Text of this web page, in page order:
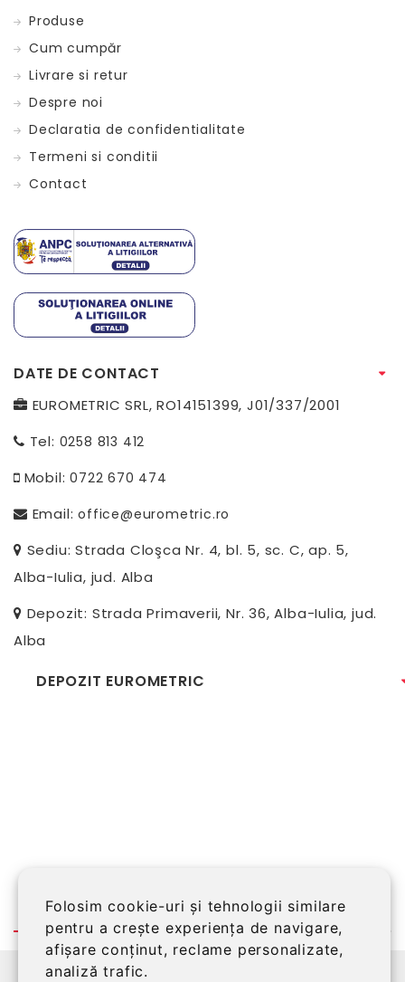
Folosim cookie-uri și tehnologii similare
pentru a crește experiența de navigare,
afișare conținut, reclame personalizate,
analiză trafic.
Produse
Cum cumpăr
Livrare si retur
Despre noi
Declaratia de confidentialitate
Termeni si conditii
Contact
DATE DE CONTACT
EUROMETRIC SRL, RO14151399, J01/337/2001
Tel: 0258 813 412
Mobil:0722 670 474
Email:office@eurometric.ro
Sediu: Strada Cloşca Nr. 4, bl. 5, sc. C, ap. 5,
Alba-Iulia, jud. Alba
Depozit: Strada Primaverii, Nr. 36, Alba-Iulia, jud.
Alba
DEPOZIT EUROMETRIC
©2026 EUROMETRIC SRL, Alba Iulia, RO14151399,